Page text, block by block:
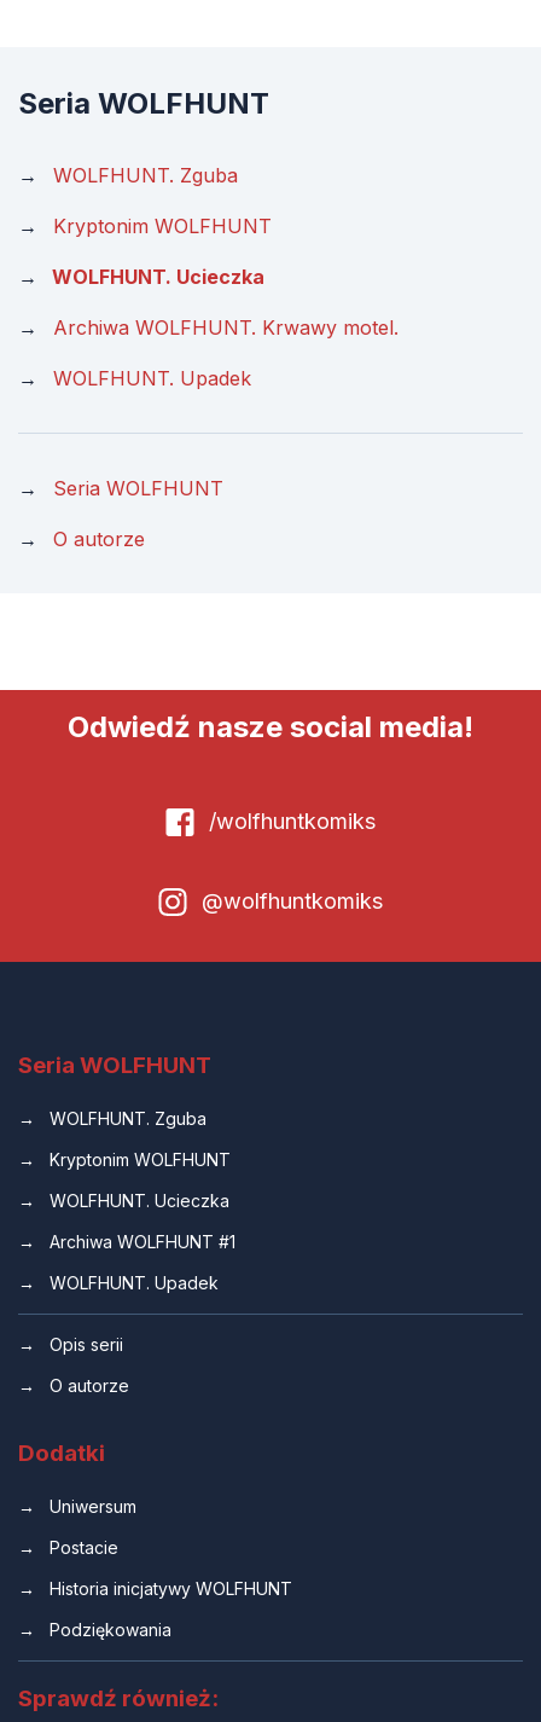
Seria WOLFHUNT
WOLFHUNT. Zguba
Kryptonim WOLFHUNT
WOLFHUNT. Ucieczka
Archiwa WOLFHUNT. Krwawy motel.
WOLFHUNT. Upadek
Seria WOLFHUNT
O autorze
Odwiedź nasze social media!
/wolfhuntkomiks
@wolfhuntkomiks
Seria WOLFHUNT
WOLFHUNT. Zguba
Kryptonim WOLFHUNT
WOLFHUNT. Ucieczka
Archiwa WOLFHUNT #1
WOLFHUNT. Upadek
Opis serii
O autorze
Dodatki
Uniwersum
Postacie
Historia inicjatywy WOLFHUNT
Podziękowania
Sprawdź również: